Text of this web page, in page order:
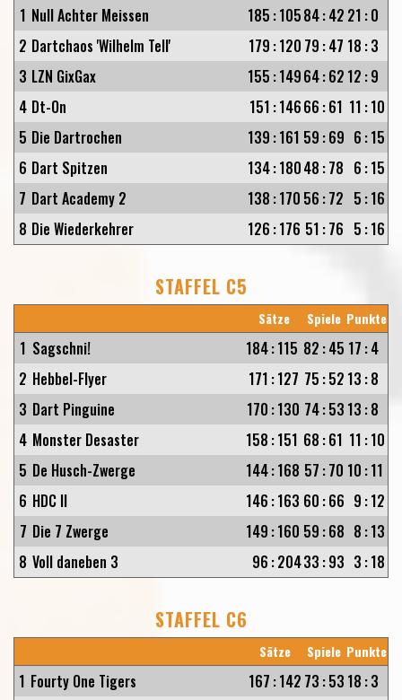
1 Null Achter Meissen 185 :10584:42 21 :0
2 Dartchaos 'Wilhelm Tell' 179 :120 79 :47 18 :3
3 LZN GixGax 155 :14964:62 12 :9
4 Dt-On 151 :14666 :61 11 :10
5 Die Dartrochen 139 :161 59 :69 6 :15
6 Dart Spitzen 134:18048 :78 6 :15
7 Dart Academy 2 138 :170 56 :72 5 :16
8 Die Wiederkehrer 126 :176 51 :76 5 :16
STAFFEL C5
Sätze Spiele Punkte
1 Sagschni! 184:115 82 :45 17 :4
2 Hebbel-Flyer 171 :127 75 :52 13 :8
3 Dart Pinguine 170 :130 74:53 13 :8
4 Monster Desaster 158 :151 68 :61 11 :10
5 De Husch-Zwerge 144:168 57 :70 10 :11
6 HDC II 146 :163 60 :66 9 :12
7 Die 7 Zwerge 149 :160 59 :68 8 :13
8 Voll daneben 3 96 :20433 :93 3 :18
STAFFEL C6
Sätze Spiele Punkte
1 Fourty One Tigers 167 :142 73 :53 18 :3